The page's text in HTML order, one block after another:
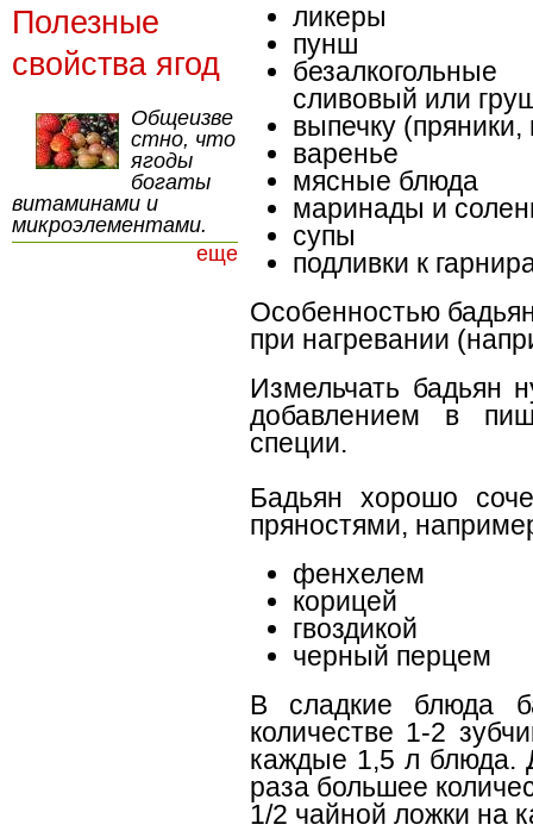
ликеры
пунш
сливовый или
выпечку (пряники,
варенье
мясные блюда
маринады и
супы
подливки к
Особенностью
при нагревании
Измельчать бадьян
добавлением в
специи.
Бадьян хорошо
пряностями,
фенхелем
корицей
гвоздикой
черный перцем
В сладкие блюда
количестве 1-2
каждые 1,5 л блюда.
раза большее
1/2 чайной ложки на
Полезные
свойства ягод
Общеизве
стно, что
ягоды
богаты
витаминами и
микроэлементами.
еще